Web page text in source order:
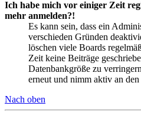
Ich habe mich vor einiger Zeit
mehr anmelden?!
Es kann sein, dass ein
verschieden Gründen
löschen viele Boards
Zeit keine Beiträge
Datenbankgröße zu
erneut und nimm aktiv an
Nach oben